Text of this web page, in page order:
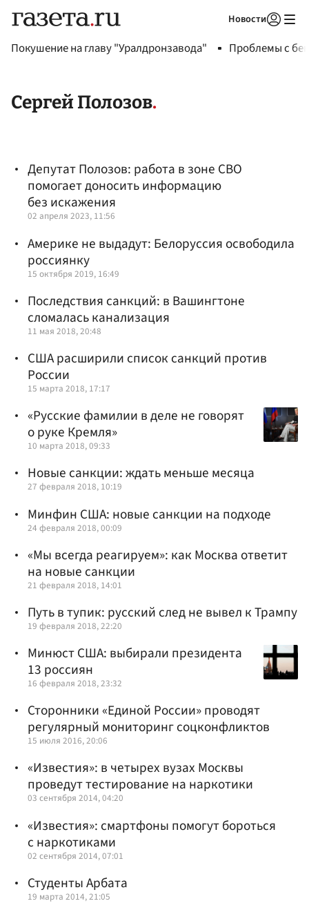
Новости
Покушение на главу "Уралдронзавода" Проблемы с
Сергей Полозов
Депутат Полозов: работа в зоне СВО
помогает доносить информацию
без искажения
02 апреля 2023, 11:56
Америке не выдадут: Белоруссия освободила
россиянку
15 октября 2019, 16:49
Последствия санкций: в Вашингтоне
сломалась канализация
11 мая 2018, 20:48
США расширили список санкций против
России
15 марта 2018, 17:17
«Русские фамилии в деле не говорят
о руке Кремля»
10 марта 2018, 09:33
Новые санкции: ждать меньше месяца
27 февраля 2018, 10:19
Минфин США: новые санкции на подходе
24 февраля 2018, 00:09
«Мы всегда реагируем»: как Москва ответит
на новые санкции
21 февраля 2018, 14:01
Путь в тупик: русский след не вывел к Трампу
19 февраля 2018, 22:20
Минюст США: выбирали президента
13 россиян
16 февраля 2018, 23:32
Сторонники «Единой России» проводят
регулярный мониторинг соцконфликтов
15 июля 2016, 20:06
«Известия»: в четырех вузах Москвы
проведут тестирование на наркотики
03 сентября 2014, 04:20
«Известия»: смартфоны помогут бороться
с наркотиками
02 сентября 2014, 07:01
Студенты Арбата
19 марта 2014, 21:05